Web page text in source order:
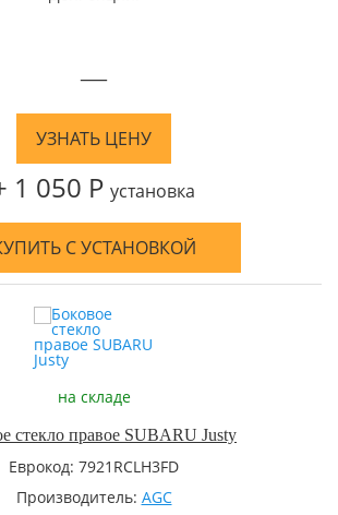
—
УЗНАТЬ ЦЕНУ
1 050 Р установка
С УСТАНОВКОЙ
на складе
стекло правое SUBARU Justy
Еврокод: 7921RCLH3FD
Производитель: AGC